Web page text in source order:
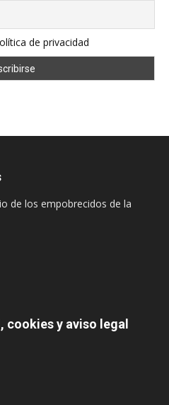
de privacidad
de los empobrecidos de la
y aviso legal